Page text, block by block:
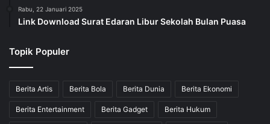
Rabu, 22 Januari 2025
Link Download Surat Edaran Libur Sekolah Bulan Puasa
Topik Populer
Berita Artis Berita Bola Berita Dunia Berita Ekonomi
Berita Entertainment Berita Gadget Berita Hukum